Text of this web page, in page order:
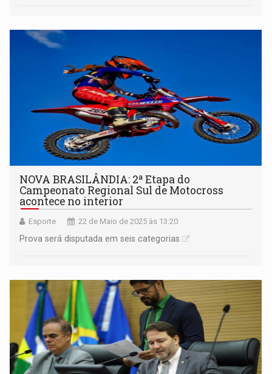
NOVA BRASILÂNDIA: 2ª Etapa do
Campeonato Regional Sul de Motocross
acontece no interior
Esporte 22 de Maio de 2025 às 13:20
Prova será disputada em seis categorias